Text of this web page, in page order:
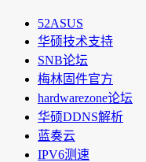
52ASUS
华硕技术支持
SNB论坛
梅林固件官方
hardwarezone论坛
华硕DDNS解析
蓝奏云
IPV6测速